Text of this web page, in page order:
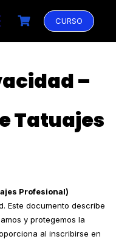
CURSO
–
Tatuajes
Profesional)
Este documento describe
y protegemos la
al inscribirse en